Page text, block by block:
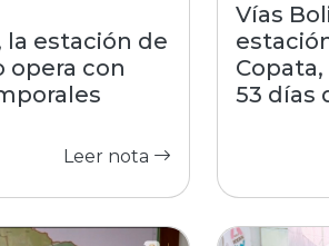
estación de
opera con
Leer nota
Vías
53 días